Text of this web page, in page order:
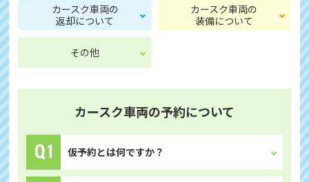
カースク車両の
返却について
カースク車両の
装備について
その他
カースク車両の予約について
仮予約とは何ですか？